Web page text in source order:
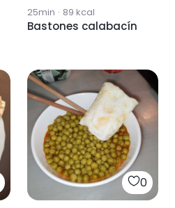
25min · 89 kcal
Bastones calabacín
0